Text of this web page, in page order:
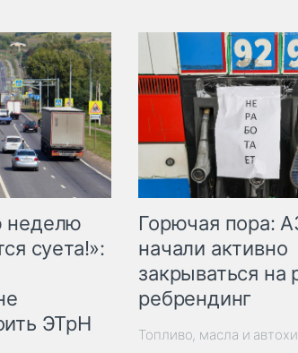
неделю
суета!»:
ЭТрН
Горючая пора:
начали активно
закрываться на
ребрендинг
Топливо, масла и